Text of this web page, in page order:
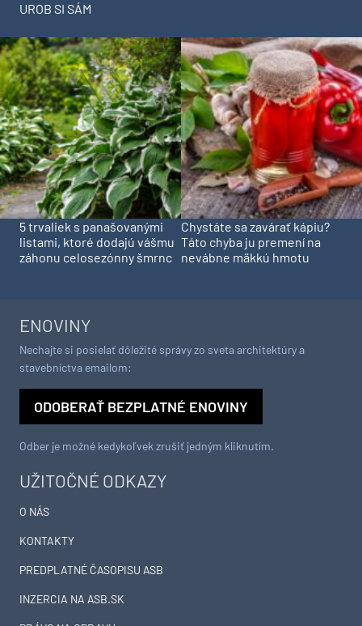
UROB SI SÁM
5 trvaliek s panašovanými
listami, ktoré dodajú vášmu
záhonu celosezónny šmrnc
Chystáte sa zavárať kápiu?
Táto chyba ju premení na
nevábne mäkkú hmotu
UŽITOČNÉ ODKAZY
O NÁS
KONTAKTY
PREDPLATNÉ ČASOPISU ASB
INZERCIA NA ASB.SK
ENOVINY
Nechajte si posielať dôležité správy zo sveta architektúry a
stavebníctva emailom:
ODOBERAŤ BEZPLATNÉ ENOVINY
Odber je možné kedykoľvek zrušiť jedným kliknutím.